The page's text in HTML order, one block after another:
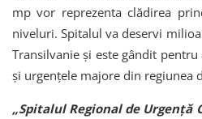
mp vor reprezenta clădirea
niveluri. Spitalul va deservi
Transilvanie și este gândit
și urgențele majore din regiunea
„Spitalul Regional de